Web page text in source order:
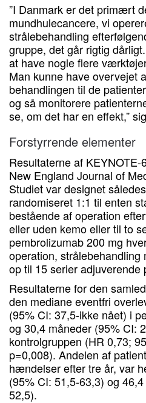
”I Danmark er det primært
mundhulecancere, vi
strålebehandling
gruppe, det går rigtig
at have nogle flere
Man kunne have overvejet
behandlingen til de
og så monitorere
se, om det har en effekt,”
Forstyrrende elementer
Resultaterne af KEYNOTE-
New England Journal of
Studiet var designet
randomiseret 1:1 til enten
bestående af operation
eller uden kemo eller til to
pembrolizumab 200 mg
operation, strålebehandling
op til 15 serier adjuverende
Resultaterne for den
den mediane eventfri
(95% CI: 37,5-ikke nået) i
og 30,4 måneder (95% CI:
kontrolgruppen (HR 0,73;
p=0,008). Andelen af
hændelser efter tre år, var
(95% CI: 51,5-63,3) og
52,5).